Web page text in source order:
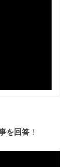
を回答 ！